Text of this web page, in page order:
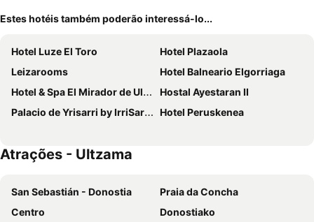
Estes hotéis também poderão interessá-lo...
Hotel Luze El Toro
Hotel Plazaola
Leizarooms
Hotel Balneario Elgorriaga
Hotel & Spa El Mirador de Ulzama
Hostal Ayestaran II
Palacio de Yrisarri by IrriSarri Land
Hotel Peruskenea
Atrações - Ultzama
San Sebastián - Donostia
Praia da Concha
Centro
Donostiako